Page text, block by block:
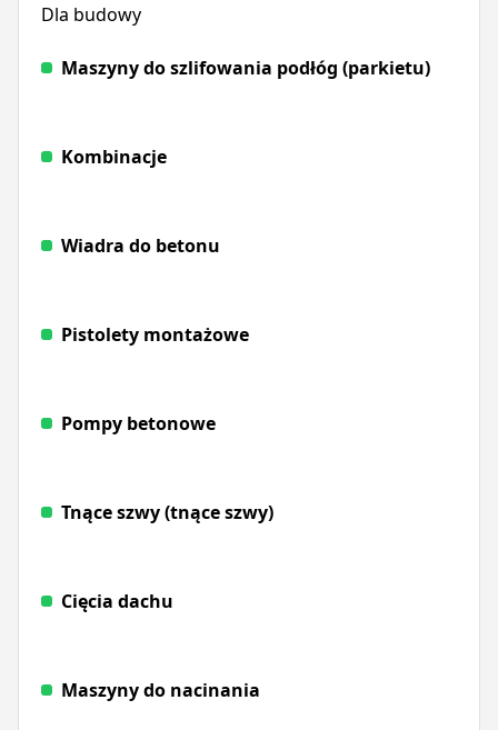
Dla budowy
Maszyny do szlifowania podłóg (parkietu)
Kombinacje
Wiadra do betonu
Pistolety montażowe
Pompy betonowe
Tnące szwy (tnące szwy)
Cięcia dachu
Maszyny do nacinania